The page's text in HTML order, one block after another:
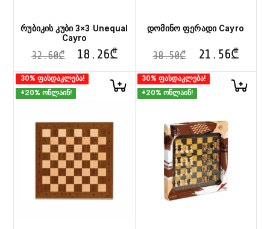
რუბიკის კუბი 3×3 Unequal
Cayro
32.60₾ 18.26₾
დომინო ფერადი Cayro
38.50₾ 21.56₾
30% ფასდაკლება!
+20% ონლაინ!
30% ფასდაკლება!
+20% ონლაინ!